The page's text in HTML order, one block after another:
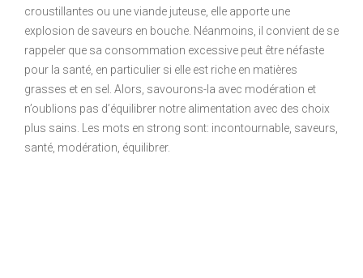
croustillantes ou une viande juteuse, elle apporte une
explosion de saveurs en bouche. Néanmoins, il convient de se
rappeler que sa consommation excessive peut être néfaste
pour la santé, en particulier si elle est riche en matières
grasses et en sel. Alors, savourons-la avec modération et
n’oublions pas d’équilibrer notre alimentation avec des choix
plus sains. Les mots en strong sont: incontournable, saveurs,
santé, modération, équilibrer.